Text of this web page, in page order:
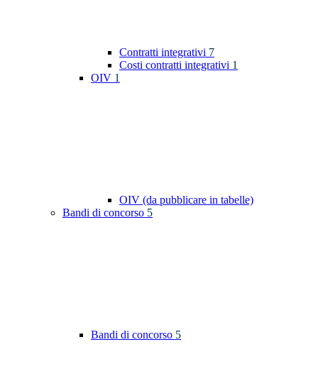
Contratti integrativi 7
Costi contratti integrativi 1
OIV 1
OIV (da pubblicare in tabelle)
Bandi di concorso 5
Bandi di concorso 5